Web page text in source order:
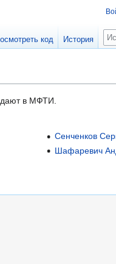
в МФТИ.
Сенченков
Шафаревич
код История